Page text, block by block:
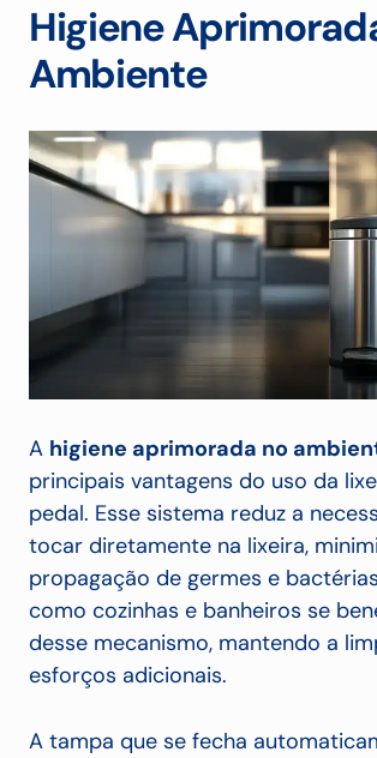
Higiene
Ambiente
A higiene aprimorada no
principais vantagens do uso da
pedal. Esse sistema reduz a
tocar diretamente na lixeira,
propagação de germes e
como cozinhas e banheiros se
desse mecanismo, mantendo a
esforços adicionais.
A tampa que se fecha